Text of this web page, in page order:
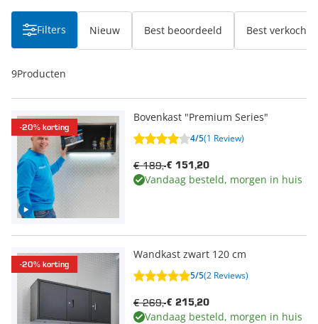
Filters Nieuw Best beoordeeld Best verkocht
9Producten
-20% korting
Bovenkast "Premium Series"
4/5(1 Review)
€ 151,20
€ 189,-
Vandaag besteld, morgen in huis
-20% korting
Wandkast zwart 120 cm
5/5(2 Reviews)
€ 215,20
€ 269,-
Vandaag besteld, morgen in huis